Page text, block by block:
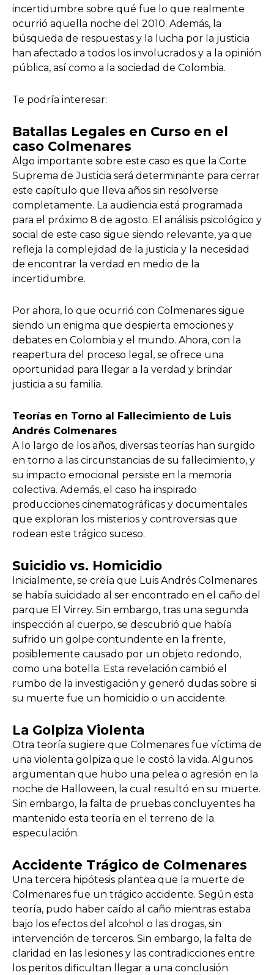
incertidumbre sobre qué fue lo que realmente
ocurrió aquella noche del 2010. Además, la
búsqueda de respuestas y la lucha por la justicia
han afectado a todos los involucrados y a la opinión
pública, así como a la sociedad de Colombia.
Te podría interesar:
Batallas Legales en Curso en el
caso Colmenares
Algo importante sobre este caso es que la Corte
Suprema de Justicia será determinante para cerrar
este capítulo que lleva años sin resolverse
completamente. La audiencia está programada
para el próximo 8 de agosto. El análisis psicológico y
social de este caso sigue siendo relevante, ya que
refleja la complejidad de la justicia y la necesidad
de encontrar la verdad en medio de la
incertidumbre.
Por ahora, lo que ocurrió con Colmenares sigue
siendo un enigma que despierta emociones y
debates en Colombia y el mundo. Ahora, con la
reapertura del proceso legal, se ofrece una
oportunidad para llegar a la verdad y brindar
justicia a su familia.
Teorías en Torno al Fallecimiento de Luis
Andrés Colmenares
A lo largo de los años, diversas teorías han surgido
en torno a las circunstancias de su fallecimiento, y
su impacto emocional persiste en la memoria
colectiva. Además, el caso ha inspirado
producciones cinematográficas y documentales
que exploran los misterios y controversias que
rodean este trágico suceso.
Suicidio vs. Homicidio
Inicialmente, se creía que Luis Andrés Colmenares
se había suicidado al ser encontrado en el caño del
parque El Virrey. Sin embargo, tras una segunda
inspección al cuerpo, se descubrió que había
sufrido un golpe contundente en la frente,
posiblemente causado por un objeto redondo,
como una botella. Esta revelación cambió el
rumbo de la investigación y generó dudas sobre si
su muerte fue un homicidio o un accidente.
La Golpiza Violenta
Otra teoría sugiere que Colmenares fue víctima de
una violenta golpiza que le costó la vida. Algunos
argumentan que hubo una pelea o agresión en la
noche de Halloween, la cual resultó en su muerte.
Sin embargo, la falta de pruebas concluyentes ha
mantenido esta teoría en el terreno de la
especulación.
Accidente Trágico de Colmenares
Una tercera hipótesis plantea que la muerte de
Colmenares fue un trágico accidente. Según esta
teoría, pudo haber caído al caño mientras estaba
bajo los efectos del alcohol o las drogas, sin
intervención de terceros. Sin embargo, la falta de
claridad en las lesiones y las contradicciones entre
los peritos dificultan llegar a una conclusión